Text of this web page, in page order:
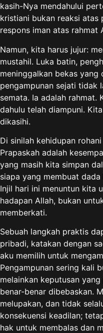
kasih-Nya mendahului
kristiani bukan reaksi atas
respons iman atas rahmat
Namun, kita harus jujur:
mustahil. Luka batin,
meninggalkan bekas yang
pengampunan sejati tidak
semata. Ia adalah rahmat.
dahulu telah diampuni.
dikasihi.
Di sinilah kehidupan
Prapaskah adalah
yang masih kita simpan
siapa yang membuat
Injil hari ini menuntun kita
hadapan Allah, bukan
memberkati.
Sebuah langkah praktis
pribadi, katakan dengan
aku memilih untuk
Pengampunan sering kali
melainkan keputusan
benar-benar dibebaskan.
melupakan, dan tidak
konsekuensi keadilan;
hak untuk membalas dan